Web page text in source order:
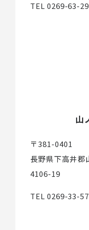
TEL 0269-63-
山
〒381-0401
長野県下高井郡
4106-19
TEL 0269-33-